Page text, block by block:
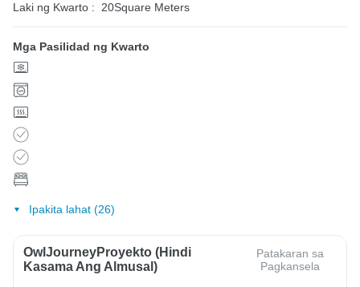
Laki ng Kwarto : 20Square Meters
Mga Pasilidad ng Kwarto
Ipakita lahat (26)
OwlJourneyProyekto (Hindi
Kasama Ang Almusal)
Patakaran sa
Pagkansela